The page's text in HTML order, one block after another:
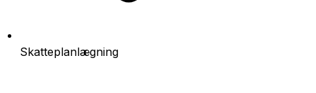
Skatteplanlægning